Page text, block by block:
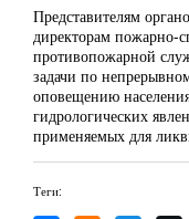
Представителям
директорам пожарно-
противопожарной
задачи по
оповещению
гидрологических
применяемых для
Теги: